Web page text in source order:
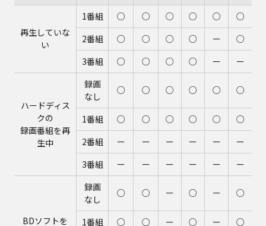
再生していな
い
1番組 ○ ○ ○ ○ ○
○
2番組
○ ○ ○ ○ ー
○
3番組
○ ○ ○ ○ ー ー
ハードディス
クの
録画番組を再
生中
録画
なし
○ ○ ○ ○ ○ ○
1番組 ○ ○ ○ ○ ○
○
2番組
ー ー ー ー ー
ー
3番組
ー ー ー ー ー ー
BDソフトを
録画
なし
○ ○ ー ○ ー ○
1番組 ○ ○ ー ○ ー
○